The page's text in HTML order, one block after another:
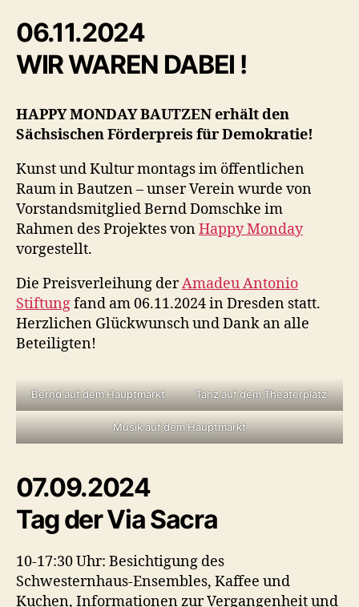
06.11.2024
WIR WAREN DABEI !
HAPPY MONDAY BAUTZEN erhält den
Sächsischen Förderpreis für Demokratie!
Kunst und Kultur montags im öffentlichen
Raum in Bautzen – unser Verein wurde von
Vorstandsmitglied Bernd Domschke im
Rahmen des Projektes vonHappy Monday
vorgestellt.
Die Preisverleihung derAmadeu Antonio
Stiftungfand am 06.11.2024 in Dresden statt.
Herzlichen Glückwunsch und Dank an alle
Beteiligten!
Bernd auf dem Hauptmarkt Tanz auf dem Theaterplatz
Musik auf dem Hauptmarkt
07.09.2024
Tag der Via Sacra
10-17:30 Uhr: Besichtigung des
Schwesternhaus-Ensembles, Kaffee und
Kuchen, Informationen zur Vergangenheit und